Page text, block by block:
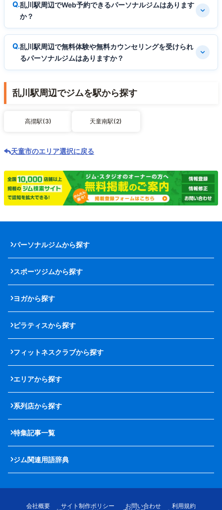
乱川駅周辺でWeb予約できるパーソナルジムはあります
か？
乱川駅周辺で無料体験や無料カウンセリングを受けられ
るパーソナルジムはありますか？
乱川駅周辺でジムを駅から探す
高擶駅(3) 天童南駅(2)
天童市のエリア選択に戻る
パーソナルジムから探す
スポーツジムから探す
ヨガから探す
ピラティスから探す
フィットネスクラブから探す
エリアから探す
系列店から探す
特集記事一覧
ジム関連用語辞典
会社概要 サイト制作ポリシー お問い合わせ
利用規約